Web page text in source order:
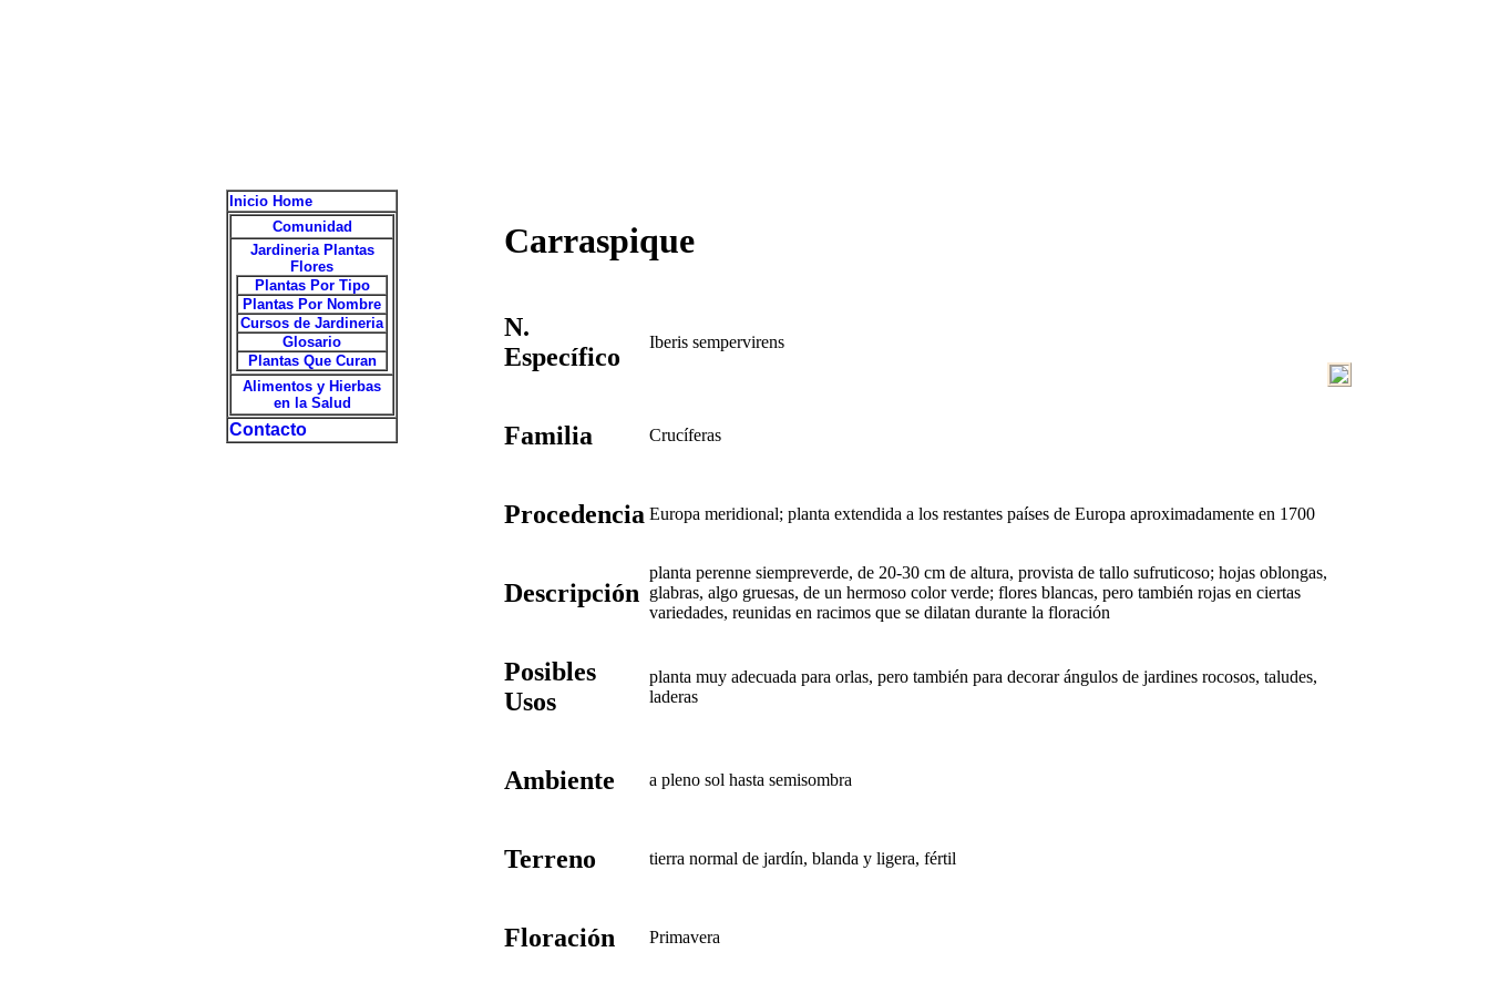
Inicio Home
Comunidad
Jardineria Plantas
Flores
Plantas Por Tipo
Plantas Por Nombre
Cursos de Jardineria
Glosario
Plantas Que Curan
Alimentos y Hierbas
en la Salud
Contacto
Carraspique
N.
Específico
Iberis sempervirens
Familia Crucíferas
Procedencia Europa meridional; planta extendida a los restantes países de Europa aproximadamente en 1700
Descripción
planta perenne siempreverde, de 20-30 cm de altura, provista de tallo sufruticoso; hojas oblongas,
glabras, algo gruesas, de un hermoso color verde; flores blancas, pero también rojas en ciertas
variedades, reunidas en racimos que se dilatan durante la floración
Posibles
Usos
planta muy adecuada para orlas, pero también para decorar ángulos de jardines rocosos, taludes,
laderas
Ambiente a pleno sol hasta semisombra
Terreno tierra normal de jardín, blanda y ligera, fértil
Floración Primavera